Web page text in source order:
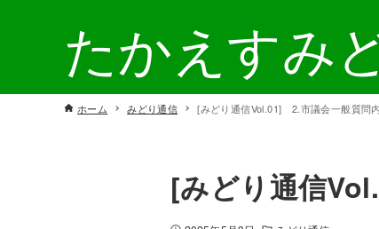
たかえすみ
ホーム みどり通信 [みどり通信Vol.01] 2.市議会一般質問
[みどり通信